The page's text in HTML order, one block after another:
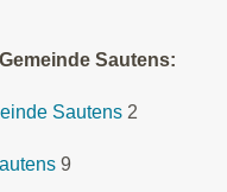
Sautens:
Sautens 2
9